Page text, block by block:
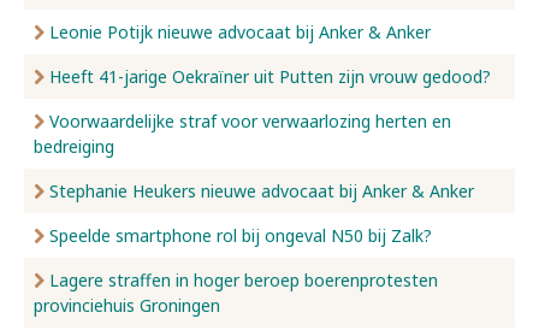
Leonie Potijk nieuwe advocaat bij Anker & Anker
Heeft 41-jarige Oekraïner uit Putten zijn vrouw gedood?
Voorwaardelijke straf voor verwaarlozing herten en
bedreiging
Stephanie Heukers nieuwe advocaat bij Anker & Anker
Speelde smartphone rol bij ongeval N50 bij Zalk?
Lagere straffen in hoger beroep boerenprotesten
provinciehuis Groningen